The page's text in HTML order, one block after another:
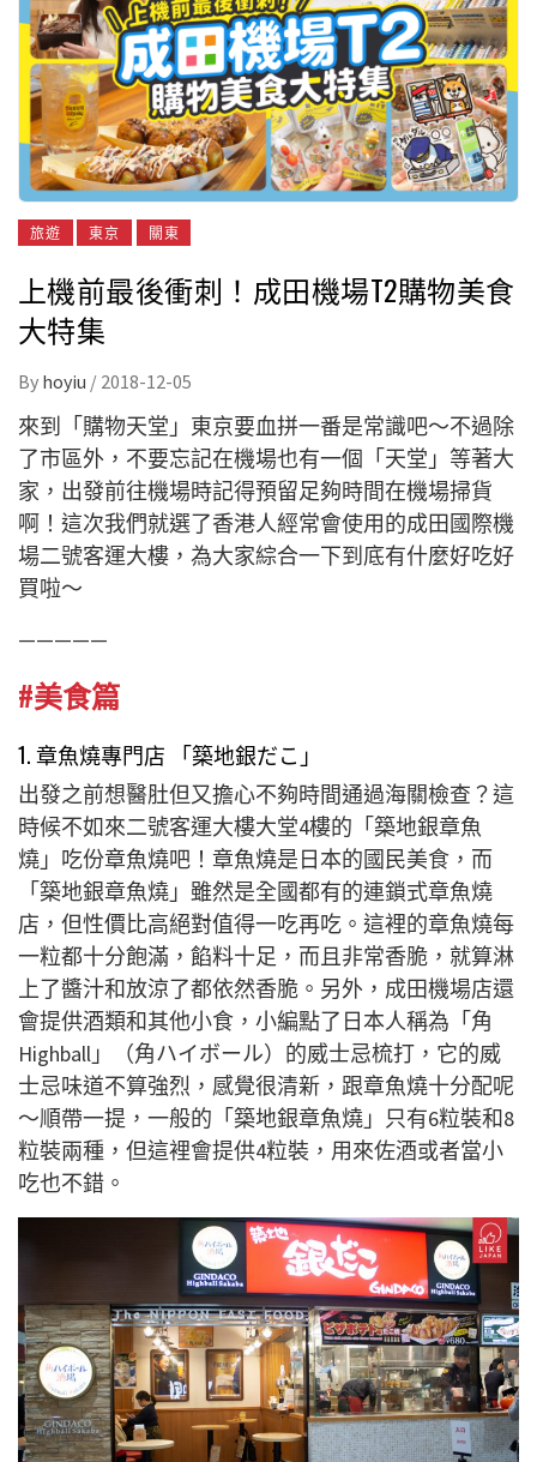
旅遊 東京 關東
上機前最後衝刺！成田機場T2購物美食
大特集
By hoyiu / 2018-12-05
來到「購物天堂」東京要血拼一番是常識吧～不過除
了市區外，不要忘記在機場也有一個「天堂」等著大
家，出發前往機場時記得預留足夠時間在機場掃貨
啊！這次我們就選了香港人經常會使用的成田國際機
場二號客運大樓，為大家綜合一下到底有什麼好吃好
買啦～
—————
#美食篇
1. 章魚燒專門店 「築地銀だこ」
出發之前想醫肚但又擔心不夠時間通過海關檢查？這
時候不如來二號客運大樓大堂4樓的「築地銀章魚
燒」吃份章魚燒吧！章魚燒是日本的國民美食，而
「築地銀章魚燒」雖然是全國都有的連鎖式章魚燒
店，但性價比高絕對值得一吃再吃。這裡的章魚燒每
一粒都十分飽滿，餡料十足，而且非常香脆，就算淋
上了醬汁和放涼了都依然香脆。另外，成田機場店還
會提供酒類和其他小食，小編點了日本人稱為「角
Highball」（角ハイボール）的威士忌梳打，它的威
士忌味道不算強烈，感覺很清新，跟章魚燒十分配呢
～順帶一提，一般的「築地銀章魚燒」只有6粒裝和8
粒裝兩種，但這裡會提供4粒裝，用來佐酒或者當小
吃也不錯。